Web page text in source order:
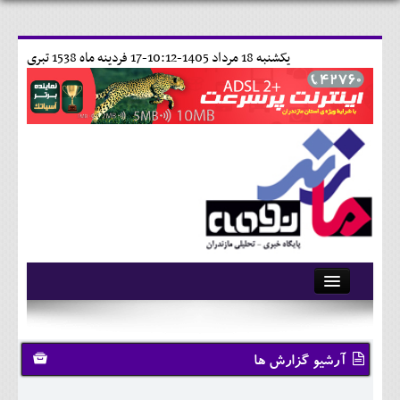
17 فردينه ماه 1538 تبری يکشنبه 18 مرداد 1405-10:12-
آرشیو
تماس با ما
وبلاگ
آرشیو گزارش ها